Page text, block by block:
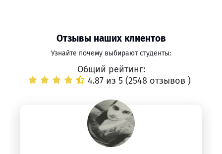
Отзывы наших клиентов
Узнайте почему выбирают студенты:
Общий рейтинг:
4.87 из 5 (2548 отзывов )